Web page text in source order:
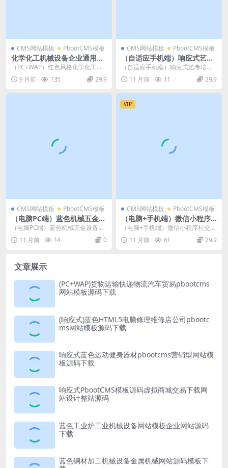
CMS网站模板 PbootCMS模板
化学化工机械设备企业通用pb
ootcms网站模板源码下载
（PC+WAP）红色风格化学化工机
械设备网站模板 企业通用网站源码
下载 pboo...
9 月前 135 29.9
CMS网站模板 PbootCMS模板
（自适应手机端）响应式艺考
培训学校类网站pbootcms模
板(PC+WAP)html5艺术培训
机构网站源码下载
（自适应手机端）响应式艺考培训
学校类网站pbootcms模板(PC+WA
P)ht...11 月前 11 29.9
CMS网站模板 PbootCMS模板
（电脑PC端）蓝色机械五金设
备工业网站PC端模板pbootc
ms模板 蓝色工业机械设备工
业网站PC端模板源码下载
（电脑PC端）蓝色机械五金设备工
业网站PC端模板pbootcms模板 蓝
色工业机...
11 月前 14 0
VIP
CMS网站模板 PbootCMS模板
（电脑+手机端）微信小程序
社交电商软件公司官网源码
（PC+WAP）pbootcms网站
模板-企业官网微信全端小程序
（电脑+手机端）微信小程序社交电
商软件公司官网源码（PC+WAP）p
bootcm...
11 月前 61 29.9
文章展示
(PC+WAP)货物运输快递物流汽车贸易pbootcms
网站模板源码下载
(响应式)蓝色HTML5电脑修理维修店公司pbootc
ms网站模板源码下载
响应式蓝色运动健身器材pbootcms营销型网站模
板源码下载
响应式PbootCMS模板源码虚拟商城交易下载网
站设计整站源码
蓝色工业炉工业机械设备网站模板企业网站源码
下载
蓝色钢材加工机械设备金属机械网站源码模板下